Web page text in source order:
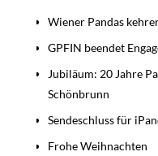
Wiener Pandas
GPFIN beendet
Jubiläum: 20 Jahre
Schönbrunn
Sendeschluss für
Frohe Weihnachten